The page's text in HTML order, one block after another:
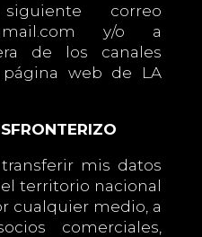
correo
y/o a
de los canales
web de LA
transferir mis datos
territorio nacional
cualquier medio, a
comerciales,